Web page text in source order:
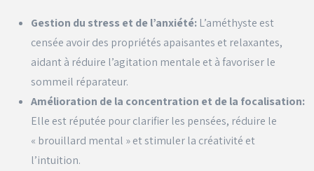
Gestion du stress et de l’anxiété: L’améthyste est
censée avoir des propriétés apaisantes et relaxantes,
aidant à réduire l’agitation mentale et à favoriser le
sommeil réparateur.
Amélioration de la concentration et de la focalisation:
Elle est réputée pour clarifier les pensées, réduire le
« brouillard mental » et stimuler la créativité et
l’intuition.